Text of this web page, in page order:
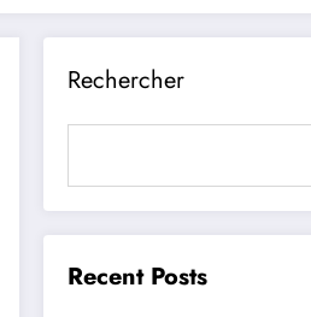
Rechercher
Recent Posts